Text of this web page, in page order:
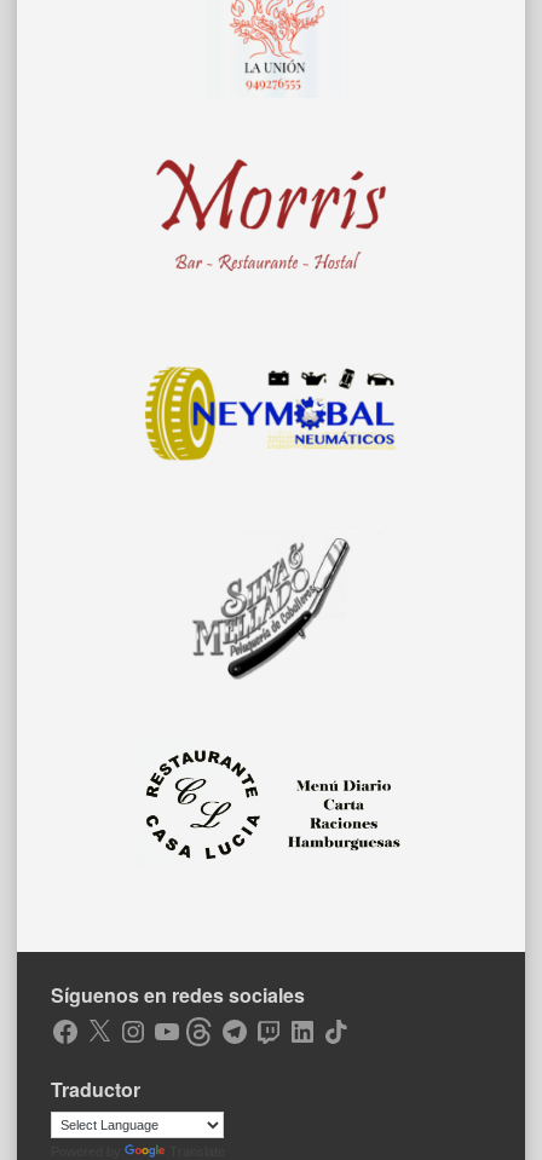
Síguenos en redes sociales
Facebook
X Instagram
YouTubeThreadsTelegramTwitchLinkedIn
TikTok
Traductor